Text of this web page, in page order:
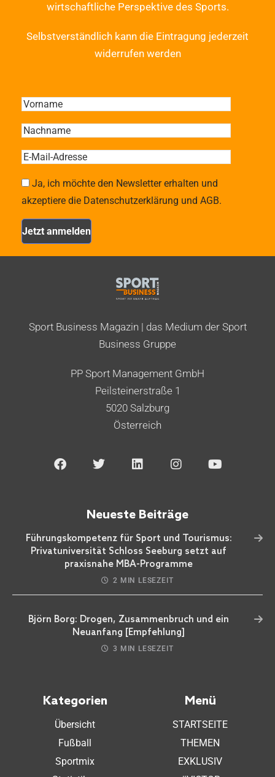
wirtschaftliche Perspektive des Sports.
Selbstverständlich kann die Eintragung jederzeit
widerrufen werden
Ja, ich möchte den Newsletter erhalten und
akzeptiere die Datenschutzerklärung und AGB.
Sport Business Magazin | das Medium der Sport
Business Gruppe
PP Sport Management GmbH
Peilsteinerstraße 1
5020 Salzburg
Österreich
Neueste Beiträge
Führungskompetenz für Sport und Tourismus:
Privatuniversität Schloss Seeburg setzt auf
praxisnahe MBA-Programme
2 MIN LESEZEIT
Björn Borg: Drogen, Zusammenbruch und ein
Neuanfang [Empfehlung]
3 MIN LESEZEIT
Kategorien
Übersicht
Fußball
Sportmix
Menü
STARTSEITE
THEMEN
EXKLUSIV